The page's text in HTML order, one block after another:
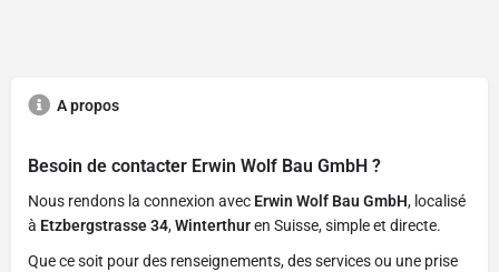
A propos
Besoin de contacter Erwin Wolf Bau GmbH ?
Nous rendons la connexion avec Erwin Wolf Bau GmbH, localisé
à Etzbergstrasse 34,Winterthuren Suisse, simple et directe.
Que ce soit pour des renseignements, des services ou une prise